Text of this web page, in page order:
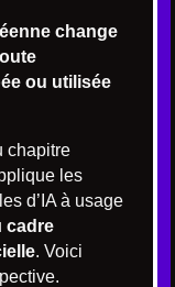
change
ou utilisée
chapitre
les
d’IA à usage
cadre
. Voici